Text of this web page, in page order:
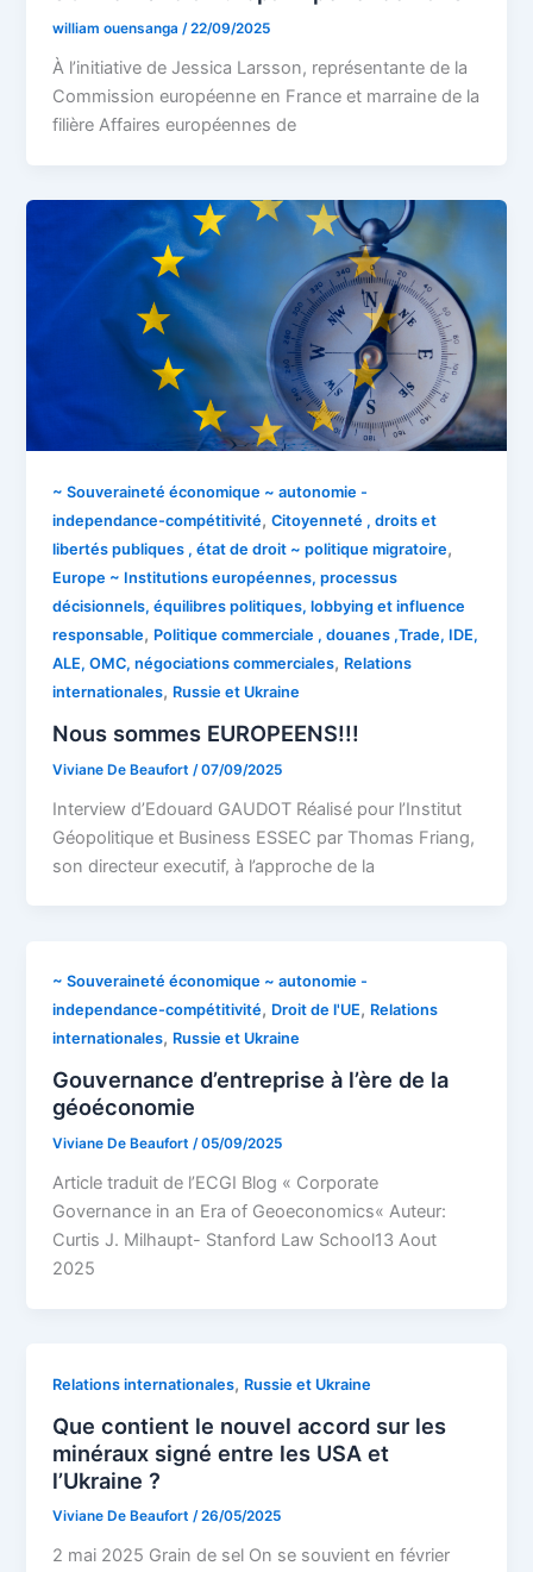
william ouensanga/22/09/2025
À l’initiative de Jessica Larsson, représentante de la
Commission européenne en France et marraine de la
filière Affaires européennes de
~ Souveraineté économique ~ autonomie -
independance-compétitivité,Citoyenneté , droits et
libertés publiques , état de droit ~ politique migratoire,
Europe ~ Institutions européennes, processus
décisionnels, équilibres politiques, lobbying et influence
responsable, Politique commerciale , douanes ,Trade, IDE,
ALE, OMC, négociations commerciales, Relations
internationales, Russie et Ukraine
Nous sommes EUROPEENS!!!
Viviane De Beaufort /07/09/2025
Interview d’Edouard GAUDOT Réalisé pour l’Institut
Géopolitique et Business ESSEC par Thomas Friang,
son directeur executif, à l’approche de la
~ Souveraineté économique ~ autonomie -
independance-compétitivité, Droit de l'UE, Relations
internationales, Russie et Ukraine
Gouvernance d’entreprise à l’ère de la
géoéconomie
Viviane De Beaufort/05/09/2025
Article traduit de l’ECGI Blog « Corporate
Governance in an Era of Geoeconomics« Auteur:
Curtis J. Milhaupt- Stanford Law School13 Aout
2025
Relations internationales, Russie et Ukraine
Que contient le nouvel accord sur les
minéraux signé entre les USA et
l’Ukraine ?
Viviane De Beaufort/26/05/2025
2 mai 2025 Grain de sel On se souvient en février